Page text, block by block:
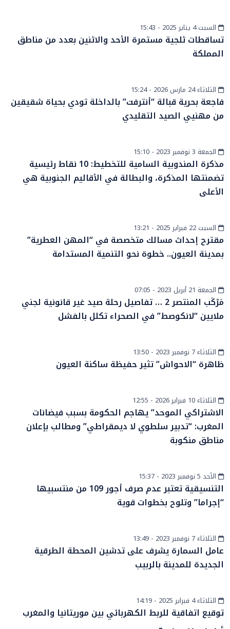
أخبار وطنيةالسبت 4 يناير 2025 - 15:43
تساقطات ثلجية مستمرة الأحد والاثنين بعدد من مناطق
المملكة
أخبار الصحراءالثلاثاء 24 مارس 2026 - 15:24
فاجعة بحرية قبالة “أنترفت” بالداخلة تودي بحياة شقيقين
من مهنيي الصيد التقليدي
إقتصادالجمعة 3 نوفمبر 2023 - 15:10
مذكرة المندوبية السامية للتخطيط: 10 نقاط رئيسية
تضمنتها المذكرة، والبطالة في الأقاليم الجنوبية هي
الأعلى
مجتمعالسبت 22 فبراير 2025 - 13:21
مقترح إحداث مسالك متخصصة في “المهن العطرية”
بمدينة العيون.. خطوة نحو التنمية المستدامة
إقتصادالجمعة 21 أبريل 2023 - 07:05
مَرْكَب المنتصر 2 … تفاصيل رحلة صيد غير قانونية لجني
ملايين “لانكوصط” في الصحراء تكلل بالفشل
أخبار الصحراءالثلاثاء 7 نوفمبر 2023 - 13:50
ظاهرة “الاحواش” تثير حفيظة ساكنة العيون
سياسةالثلاثاء 10 فبراير 2026 - 12:55
الاشتراكي الموحد” يهاجم الحكومة بسبب فيضانات
المغرب: “تدبير سلطوي لا ديمقراطي” ومطالب بإعلان
مناطق منكوبة
أخبار وطنيةالأحد 5 نوفمبر 2023 - 15:37
التنسيقية تعتبر عدم صرف أجور 109 من منتسبيها
“إجراما” وتلوح بخطوات قوية
أخبار الصحراءالثلاثاء 7 نوفمبر 2023 - 13:49
عامل السمارة يشرف على تدشين المحطة الطرقية
الجديدة للمدينة بالربيب
الساحل والصحراءالثلاثاء 4 فبراير 2025 - 14:19
توقيع اتفاقية للربط الكهربائي بين موريتانيا والمغرب